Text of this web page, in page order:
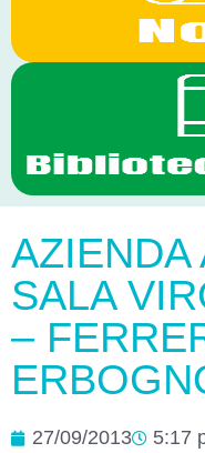
AZIENDA
SALA
–
27/09/2013 5:17